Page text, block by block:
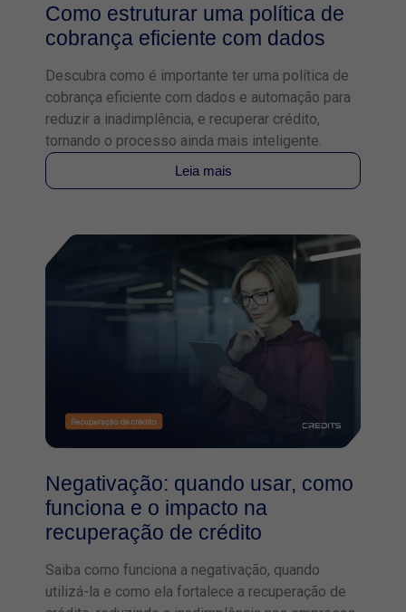
Como estruturar uma política de
cobrança eficiente com dados
Descubra como é importante ter uma política de
cobrança eficiente com dados e automação para
reduzir a inadimplência, e recuperar crédito,
tornando o processo ainda mais inteligente.
Leia mais
Negativação: quando usar, como
funciona e o impacto na
recuperação de crédito
Saiba como funciona a negativação, quando
utilizá-la e como ela fortalece a recuperação de